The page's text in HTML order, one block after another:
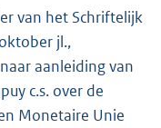
van het Schriftelijk
jl.,
aanleiding van
c.s. over de
Monetaire Unie